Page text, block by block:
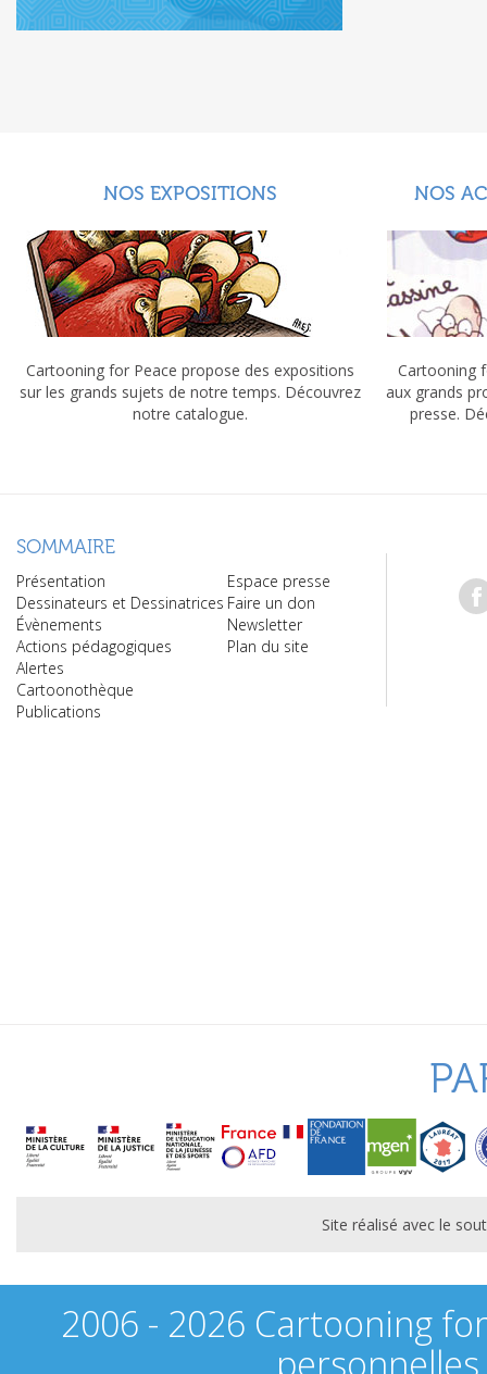
NOS EXPOSITIONS
Cartooning for Peace propose des expositions
sur les grands sujets de notre temps. Découvrez
notre catalogue.
NOS
Cartooning
aux grands
presse.
SOMMAIRE
Présentation
Dessinateurs et Dessinatrices
Évènements
Actions pédagogiques
Alertes
Cartoonothèque
Publications
Espace presse
Faire un don
Newsletter
Plan du site
Site réalisé avec le
2006 - 2026 Cartooning
personnelles